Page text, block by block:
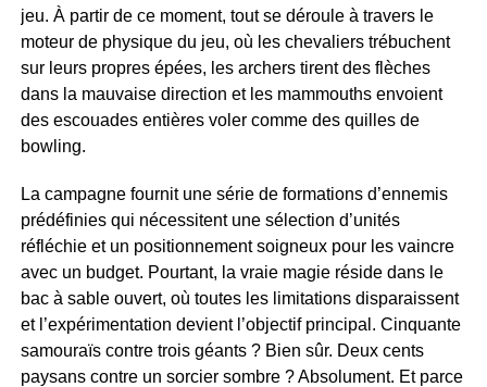
jeu. À partir de ce moment, tout se déroule à travers le
moteur de physique du jeu, où les chevaliers trébuchent
sur leurs propres épées, les archers tirent des flèches
dans la mauvaise direction et les mammouths envoient
des escouades entières voler comme des quilles de
bowling.
La campagne fournit une série de formations d’ennemis
prédéfinies qui nécessitent une sélection d’unités
réfléchie et un positionnement soigneux pour les vaincre
avec un budget. Pourtant, la vraie magie réside dans le
bac à sable ouvert, où toutes les limitations disparaissent
et l’expérimentation devient l’objectif principal. Cinquante
samouraïs contre trois géants ? Bien sûr. Deux cents
paysans contre un sorcier sombre ? Absolument. Et parce